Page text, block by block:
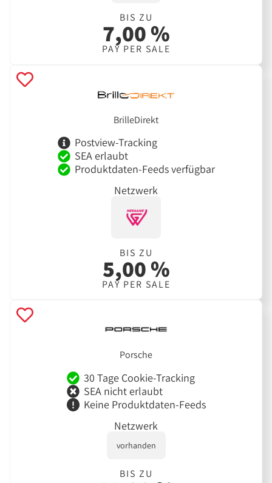
BIS ZU
7,00 %
PAY PER SALE
BrilleDirekt
Postview-Tracking
SEA erlaubt
Produktdaten-Feeds verfügbar
Netzwerk
BIS ZU
5,00 %
PAY PER SALE
Porsche
30 Tage Cookie-Tracking
SEA nicht erlaubt
Keine Produktdaten-Feeds
Netzwerk
vorhanden
BIS ZU